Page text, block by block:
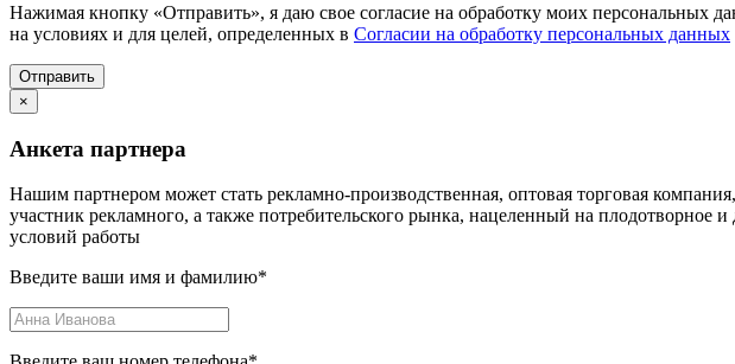
Нажимая кнопку «Отправить», я даю свое согласие на обработку моих
на условиях и для целей, определенных в Согласии на обработку персональных данных
Отправить
×
Анкета партнера
Нашим партнером может стать рекламно-производственная, оптовая торговая
участник рекламного, а также потребительского рынка, нацеленный на плодотворное
условий работы
Введите ваши имя и фамилию*